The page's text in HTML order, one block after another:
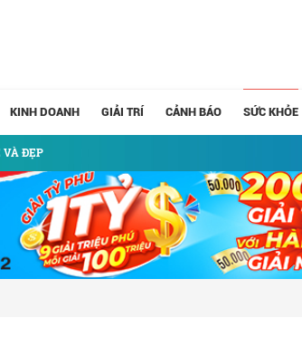
KINH DOANH GIẢI TRÍ CẢNH BÁO SỨC KHỎE
VÀ ĐẸP